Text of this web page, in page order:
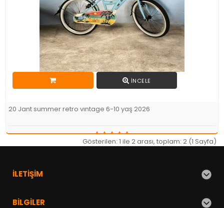
İNCELE
20 Jant summer retro vıntage 6-10 yaş 2026
5.899,00TL 5.689,00TL
Gösterilen: 1 ile 2 arası, toplam: 2 (1 Sayfa)
İLETIŞIM
BILGILER